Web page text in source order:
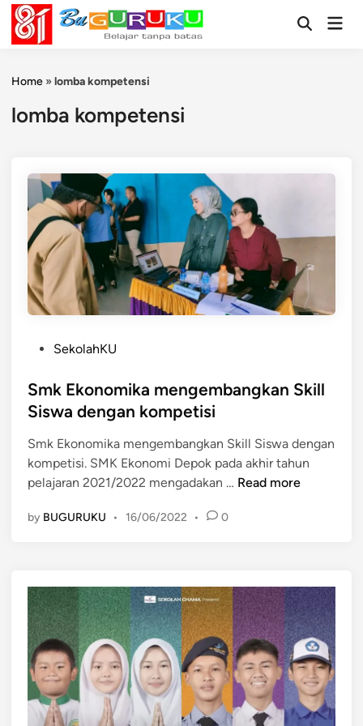
Skip
content
OpenMain
Home » lomba kompetensi
lomba kompetensi
s
t
d
i
n
SekolahKU
Smk Ekonomika mengembangkan Skill
Siswa dengan kompetisi
Smk Ekonomika mengembangkan Skill Siswa dengan
kompetisi. SMK Ekonomi Depok pada akhir tahun
pelajaran 2021/2022 mengadakan … S
n
o
m
i
k
m
Read more
by BUGURUKU • 16/06/2022 • 0